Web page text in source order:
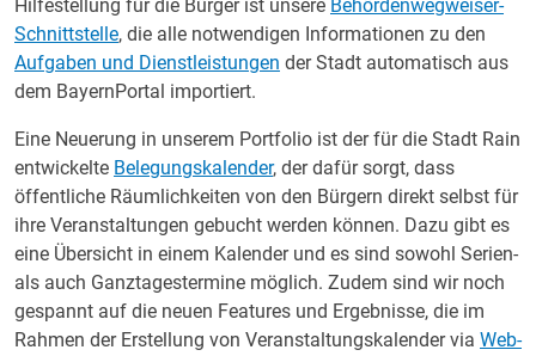
Hilfestellung für die Bürger ist unsere Behördenwegweiser-
Schnittstelle, die alle notwendigen Informationen zu den
Aufgaben und Dienstleistungen der Stadt automatisch aus
dem BayernPortal importiert.
Eine Neuerung in unserem Portfolio ist der für die Stadt Rain
entwickelte Belegungskalender, der dafür sorgt, dass
öffentliche Räumlichkeiten von den Bürgern direkt selbst für
ihre Veranstaltungen gebucht werden können. Dazu gibt es
eine Übersicht in einem Kalender und es sind sowohl Serien-
als auch Ganztagestermine möglich. Zudem sind wir noch
gespannt auf die neuen Features und Ergebnisse, die im
Rahmen der Erstellung von Veranstaltungskalender via Web-